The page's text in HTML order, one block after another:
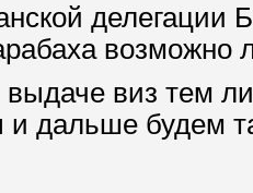
делегации
виз тем
дальше будем